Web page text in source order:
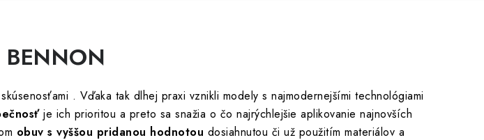
. Vďaka tak dlhej praxi vznikli modely s najmodernejšími technológiami
je ich prioritou a preto sa snažia o čo najrýchlejšie aplikovanie najnovších
obuv s vyššou pridanou hodnotou dosiahnutou či už použitím materiálov a